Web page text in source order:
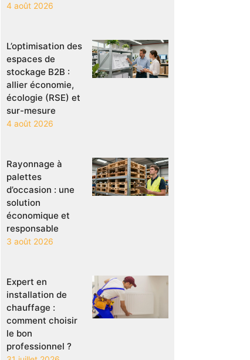
4 août 2026
L’optimisation des
espaces de
stockage B2B :
allier économie,
écologie (RSE) et
sur-mesure
4 août 2026
Rayonnage à
palettes
d’occasion : une
solution
économique et
responsable
3 août 2026
Expert en
installation de
chauffage :
comment choisir
le bon
professionnel ?